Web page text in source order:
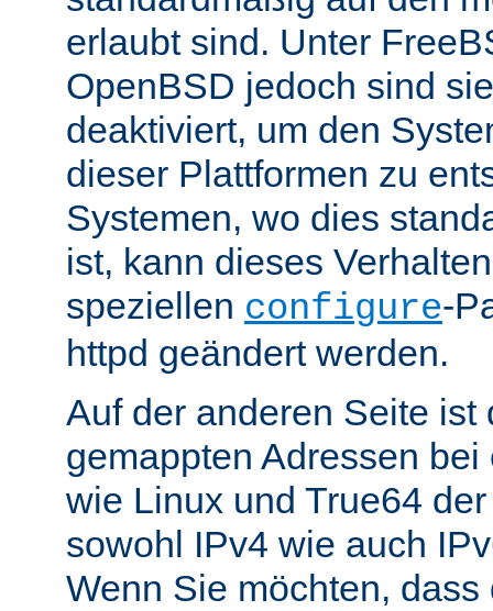
erlaubt sind. Unter
OpenBSD jedoch sind
deaktiviert, um den
dieser Plattformen zu
Systemen, wo dies
ist, kann dieses
speziellen configure-
httpd geändert werden.
Auf der anderen Seite ist
gemappten Adressen
wie Linux und True64
sowohl IPv4 wie auch
Wenn Sie möchten,